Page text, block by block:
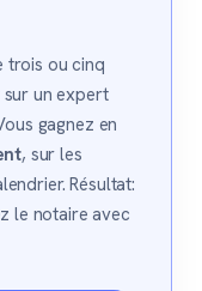
trois ou cinq
un expert
gagnez en
, sur les
Résultat:
le notaire avec